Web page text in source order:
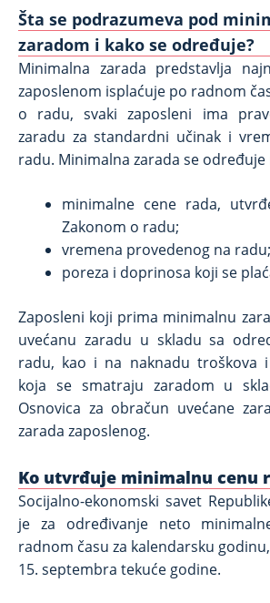
Šta se podrazumeva pod
zaradom i kako se određuje?
Minimalna zarada predstavlja
zaposlenom isplaćuje po radnom
o radu, svaki zaposleni ima
zaradu za standardni učinak i
radu. Minimalna zarada se određuje
minimalne cene rada,
Zakonom o radu;
vremena provedenog na
poreza i doprinosa koji se
Zaposleni koji prima minimalnu
uvećanu zaradu u skladu sa
radu, kao i na naknadu troškova
koja se smatraju zaradom u
Osnovica za obračun uvećane
zarada zaposlenog.
Ko utvrđuje minimalnu cenu
Socijalno-ekonomski savet
je za određivanje neto
radnom času za kalendarsku
15. septembra tekuće godine.